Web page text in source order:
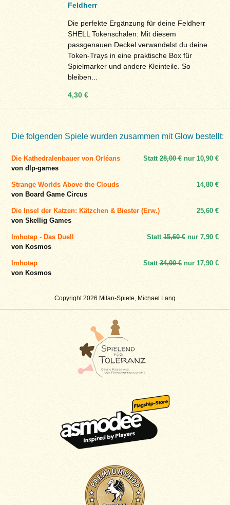
Copyright 2026 Milan-Spiele, Michael Lang
Feldherr
Die perfekte Ergänzung für deine Feldherr
SHELL Tokenschalen: Mit diesem
passgenauen Deckel verwandelst du deine
Token-Trays in eine praktische Box für
Spielmarker und andere Kleinteile. So
bleiben...
4,30 €
Die folgenden Spiele wurden zusammen mit Glow bestellt:
Die Kathedralenbauer von Orléans
von dlp-games
Statt28,00 €nur 10,90 €
Strange Worlds Above the Clouds
von Board Game Circus
14,80 €
Die Insel der Katzen: Kätzchen & Biester (Erw.)
von Skellig Games
25,60 €
Imhotep - Das Duell
von Kosmos
Statt15,60 €nur 7,90 €
Imhotep
von Kosmos
Statt34,00 €nur 17,90 €